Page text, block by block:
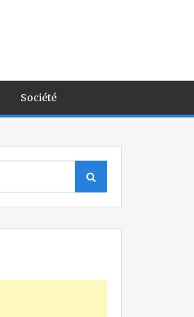
Société
Search